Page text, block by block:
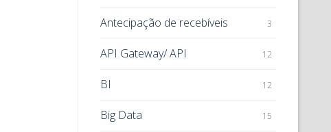
Antecipação de recebíveis 3
API Gateway/ API 12
BI 12
Big Data 15